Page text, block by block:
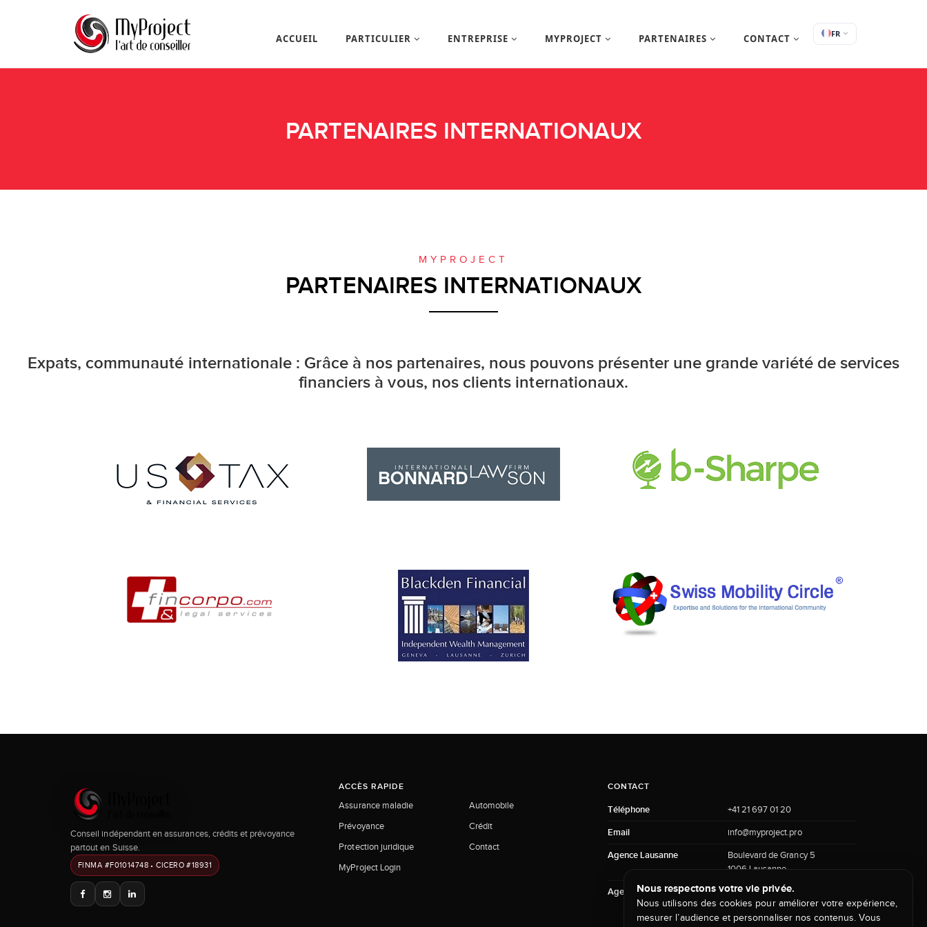
ACCUEIL PARTICULIER ENTREPRISE MYPROJECT PARTENAIRES CONTACT FR
PARTENAIRES INTERNATIONAUX
MYPROJECT
PARTENAIRES INTERNATIONAUX
Expats, communauté internationale : Grâce à nos partenaires, nous pouvons présenter une grande variété de services
financiers à vous, nos clients internationaux.
Conseil indépendant en assurances, crédits et prévoyance
partout en Suisse.
FINMA #F01014748 • CICERO #18931
ACCÈS RAPIDE
Assurance maladie
Automobile
Prévoyance
Crédit
Protection juridique
Contact
MyProject Login
CONTACT
Téléphone +41 21 697 01 20
Email info@myproject.pro
Agence Lausanne
Boulevard de Grancy 5
1006 Lausanne
Agence Genève
Route de Pré-Bois 20
Tour ICC
1215 Genève
Nous respectons votre vie privée.
Nous utilisons des cookies pour améliorer votre expérience,
mesurer l’audience et personnaliser nos contenus. Vous